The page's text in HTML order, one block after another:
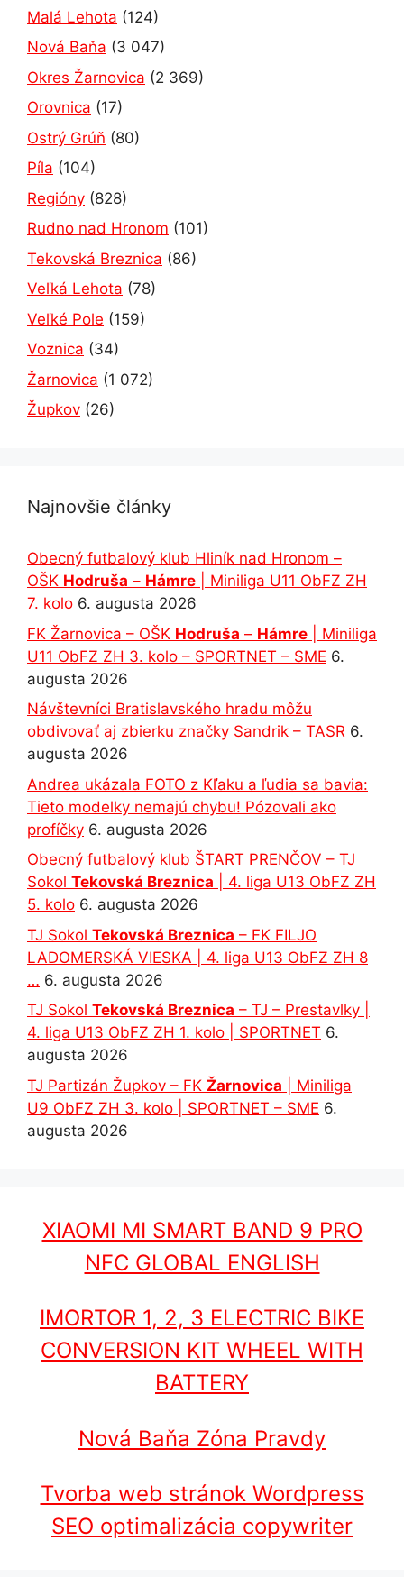
Malá Lehota (124)
Nová Baňa (3 047)
Okres Žarnovica (2 369)
Orovnica (17)
Ostrý Grúň (80)
Píla (104)
Regióny (828)
Rudno nad Hronom (101)
Tekovská Breznica (86)
Veľká Lehota (78)
Veľké Pole (159)
Voznica (34)
Žarnovica (1 072)
Župkov (26)
Najnovšie články
Obecný futbalový klub Hliník nad Hronom –
OŠK Hodruša – Hámre | Miniliga U11 ObFZ ZH
7. kolo 6. augusta 2026
FK Žarnovica – OŠK Hodruša – Hámre | Miniliga
U11 ObFZ ZH 3. kolo – SPORTNET – SME 6.
augusta 2026
Návštevníci Bratislavského hradu môžu
obdivovať aj zbierku značky Sandrik – TASR 6.
augusta 2026
Andrea ukázala FOTO z Kľaku a ľudia sa bavia:
Tieto modelky nemajú chybu! Pózovali ako
profíčky 6. augusta 2026
Obecný futbalový klub ŠTART PRENČOV – TJ
Sokol Tekovská Breznica | 4. liga U13 ObFZ ZH
5. kolo 6. augusta 2026
TJ Sokol Tekovská Breznica – FK FILJO
LADOMERSKÁ VIESKA | 4. liga U13 ObFZ ZH 8
… 6. augusta 2026
TJ Sokol Tekovská Breznica – TJ – Prestavlky |
4. liga U13 ObFZ ZH 1. kolo | SPORTNET 6.
augusta 2026
TJ Partizán Župkov – FK Žarnovica | Miniliga
U9 ObFZ ZH 3. kolo | SPORTNET – SME 6.
augusta 2026
XIAOMI MI SMART BAND 9 PRO
NFC GLOBAL ENGLISH
IMORTOR 1, 2, 3 ELECTRIC BIKE
CONVERSION KIT WHEEL WITH
BATTERY
Nová Baňa Zóna Pravdy
Tvorba web stránok Wordpress
SEO optimalizácia copywriter